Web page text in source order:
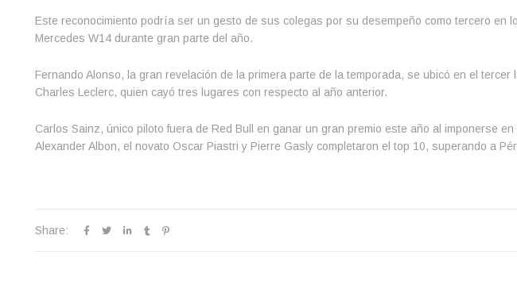
Este reconocimiento podría ser un gesto de sus colegas por su desempeño como tercero en
Mercedes W14 durante gran parte del año.
Fernando Alonso, la gran revelación de la primera parte de la temporada, se ubicó en el
Charles Leclerc, quien cayó tres lugares con respecto al año anterior.
Carlos Sainz, único piloto fuera de Red Bull en ganar un gran premio este año al imponerse
Alexander Albon, el novato Oscar Piastri y Pierre Gasly completaron el top 10, superando a
Share: